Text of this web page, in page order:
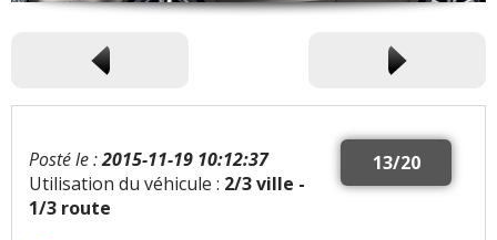
13/20
Posté le :2015-11-19 10:12:37
Utilisation du véhicule : 2/3 ville -
1/3 route